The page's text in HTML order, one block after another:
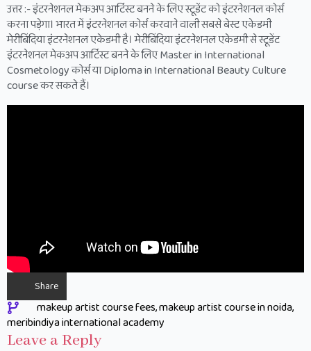
उत्तर :- इंटरनेशनल मेकअप आर्टिस्ट बनने के लिए स्टूडेंट को इंटरनेशनल कोर्स
करना पड़ेगा। भारत में इंटरनेशनल कोर्स करवाने वाली सबसे बेस्ट एकेडमी
मेरीबिंदिया इंटरनेशनल एकेडमी है। मेरीबिंदिया इंटरनेशनल एकेडमी से स्टूडेंट
इंटरनेशनल मेकअप आर्टिस्ट बनने के लिए Master in International
Cosmetology कोर्स या Diploma in International Beauty Culture
course कर सकते हैं।
Share
makeup artist course fees makeup artist course in noida
meribindiya international academy
Leave a Reply